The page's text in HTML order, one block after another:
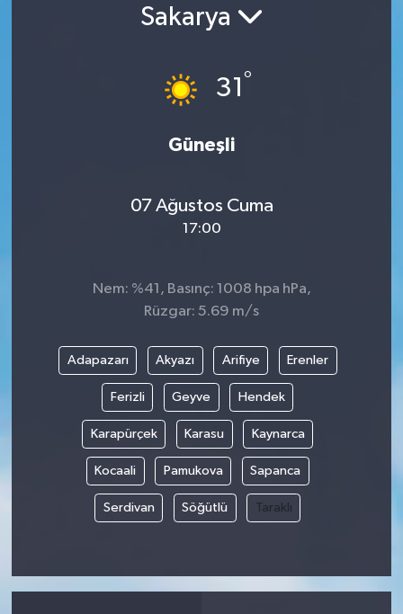
Sakarya
31°
Güneşli
07 Ağustos Cuma
17:00
Nem: %41, Basınç: 1008 hpa hPa,
Rüzgar: 5.69 m/s
Adapazarı Akyazı Arifiye Erenler
Ferizli Geyve Hendek
Karapürçek Karasu Kaynarca
Kocaali Pamukova Sapanca
Serdivan Söğütlü Taraklı